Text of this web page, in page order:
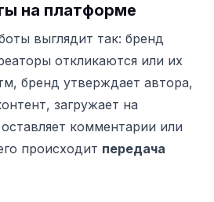
на платформе
выглядит так: бренд
откликаются или их
бренд утверждает автора,
загружает на
комментарии или
происходит передача